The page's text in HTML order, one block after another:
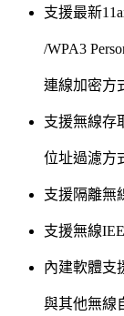
支援最新
/WPA3
連線加密方
支援無線存
位址過濾方
支援隔離無
支援無線
內建軟體支
與其他無線